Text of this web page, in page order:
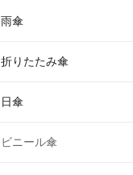
雨傘
折りたたみ傘
日傘
ビニール傘